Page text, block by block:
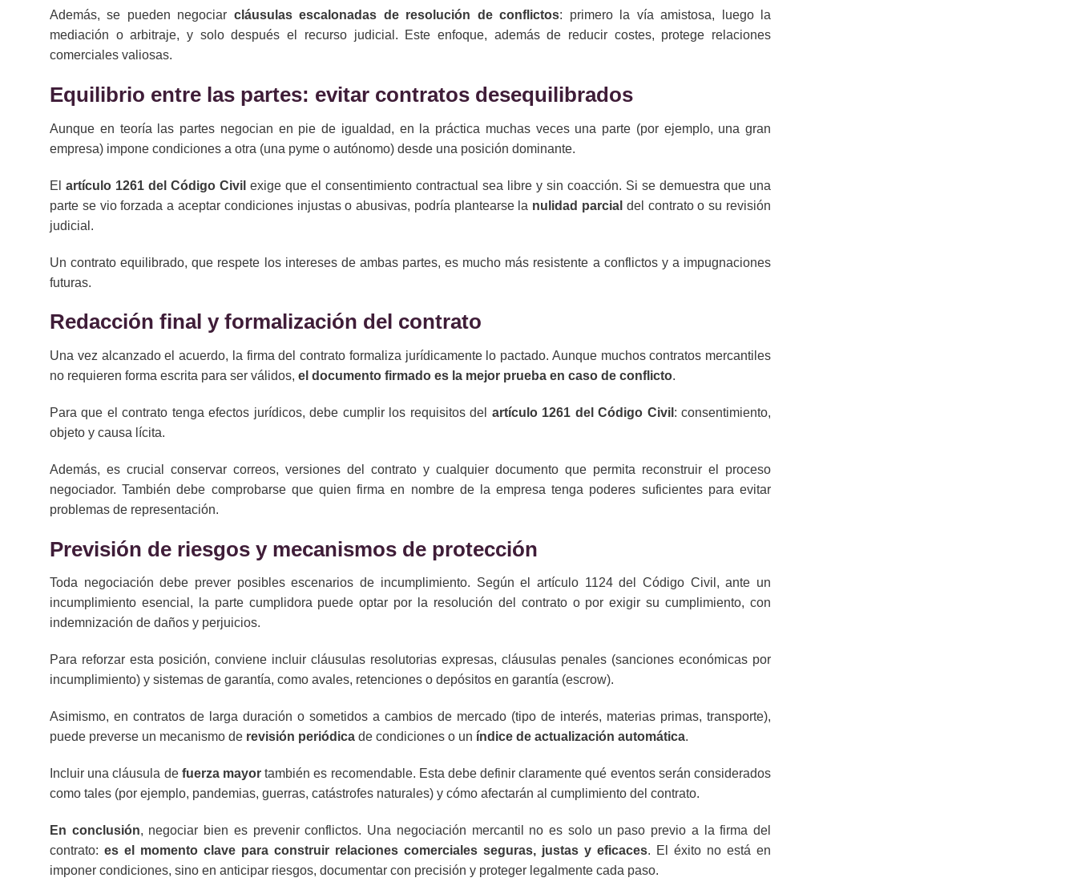
Además, se pueden negociar cláusulas escalonadas de resolución de conflictos: primero la vía amistosa, luego la
mediación o arbitraje, y solo después el recurso judicial. Este enfoque, además de reducir costes, protege relaciones
comerciales valiosas.
Equilibrio entre las partes: evitar contratos desequilibrados
Aunque en teoría las partes negocian en pie de igualdad, en la práctica muchas veces una parte (por ejemplo, una gran
empresa) impone condiciones a otra (una pyme o autónomo) desde una posición dominante.
El artículo 1261 del Código Civil exige que el consentimiento contractual sea libre y sin coacción. Si se demuestra que una
parte se vio forzada a aceptar condiciones injustas o abusivas, podría plantearse la nulidad parcial del contrato o su revisión
judicial.
Un contrato equilibrado, que respete los intereses de ambas partes, es mucho más resistente a conflictos y a impugnaciones
futuras.
Redacción final y formalización del contrato
Una vez alcanzado el acuerdo, la firma del contrato formaliza jurídicamente lo pactado. Aunque muchos contratos mercantiles
no requieren forma escrita para ser válidos, el documento firmado es la mejor prueba en caso de conflicto.
Para que el contrato tenga efectos jurídicos, debe cumplir los requisitos del artículo 1261 del Código Civil : consentimiento,
objeto y causa lícita.
Además, es crucial conservar correos, versiones del contrato y cualquier documento que permita reconstruir el proceso
negociador. También debe comprobarse que quien firma en nombre de la empresa tenga poderes suficientes para evitar
problemas de representación.
Previsión de riesgos y mecanismos de protección
Toda negociación debe prever posibles escenarios de incumplimiento. Según el artículo 1124 del Código Civil, ante un
incumplimiento esencial, la parte cumplidora puede optar por la resolución del contrato o por exigir su cumplimiento, con
indemnización de daños y perjuicios.
Para reforzar esta posición, conviene incluir cláusulas resolutorias expresas, cláusulas penales (sanciones económicas por
incumplimiento) y sistemas de garantía, como avales, retenciones o depósitos en garantía (escrow).
Asimismo, en contratos de larga duración o sometidos a cambios de mercado (tipo de interés, materias primas, transporte),
puede preverse un mecanismo de revisión periódica de condiciones o un índice de actualización automática.
Incluir una cláusula de fuerza mayortambién es recomendable. Esta debe definir claramente qué eventos serán considerados
como tales (por ejemplo, pandemias, guerras, catástrofes naturales) y cómo afectarán al cumplimiento del contrato.
En conclusión, negociar bien es prevenir conflictos. Una negociación mercantil no es solo un paso previo a la firma del
contrato: es el momento clave para construir relaciones comerciales seguras, justas y eficaces. El éxito no está en
imponer condiciones, sino en anticipar riesgos, documentar con precisión y proteger legalmente cada paso.